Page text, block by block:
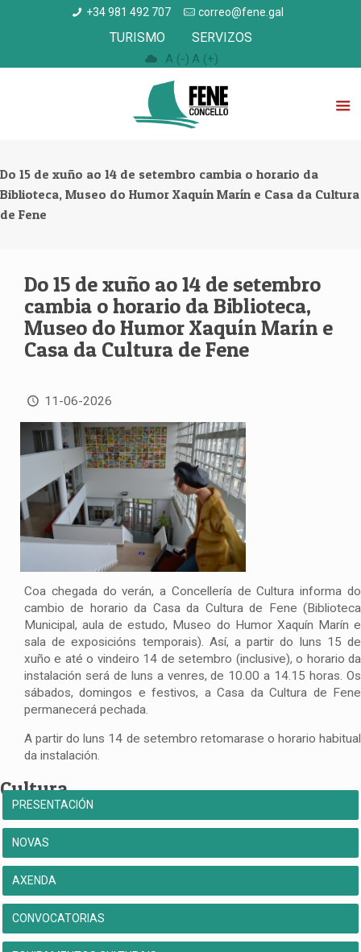
+34 981 492 707 correo@fene.gal
TURISMO SERVIZOS
A (-) A (+)
Do 15 de xuño ao 14 de setembro cambia o horario da
Biblioteca, Museo do Humor Xaquín Marín e Casa da Cultura
de Fene
Do 15 de xuño ao 14 de setembro
cambia o horario da Biblioteca,
Museo do Humor Xaquín Marín e
Casa da Cultura de Fene
11-06-2026
Coa chegada do verán, a Concellería de Cultura informa do
cambio de horario da Casa da Cultura de Fene (Biblioteca
Municipal, aula de estudo, Museo do Humor Xaquín Marín e
sala de exposicións temporais). Así, a partir do luns 15 de
xuño e até o vindeiro 14 de setembro (inclusive), o horario da
instalación será de luns a venres, de 10.00 a 14.15 horas. Os
sábados, domingos e festivos, a Casa da Cultura de Fene
permanecerá pechada.
A partir do luns 14 de setembro retomarase o horario habitual
da instalación.
Cultura
PRESENTACIÓN
NOVAS
AXENDA
CONVOCATORIAS